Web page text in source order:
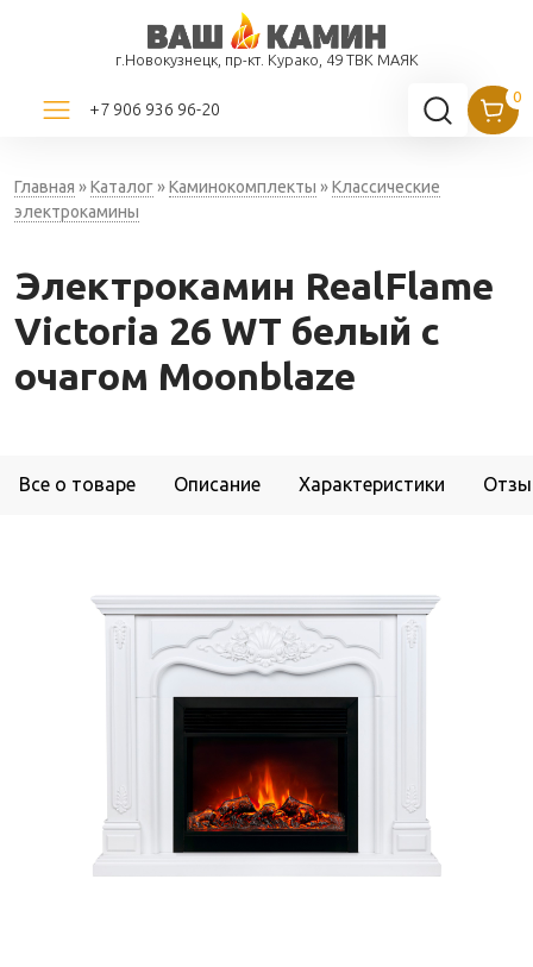
г.Новокузнецк, пр-кт. Курако, 49 ТВК МАЯК
+7 906 936 96-20
Главная »Каталог»Каминокомплекты »Классические
электрокамины
Электрокамин RealFlame
Victoria 26 WT белый с
очагом Moonblaze
Все о товаре Описание Характеристики